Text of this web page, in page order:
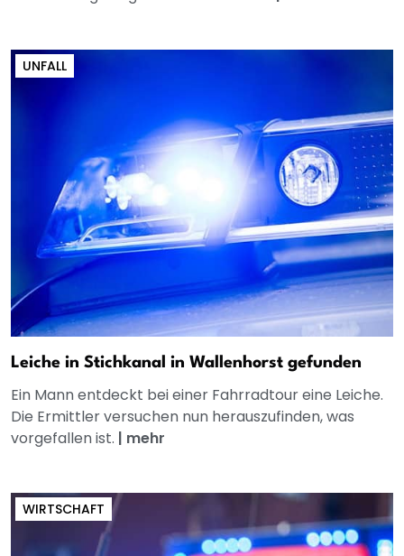
UNFALL
Leiche in Stichkanal in Wallenhorst gefunden
Ein Mann entdeckt bei einer Fahrradtour eine Leiche.
Die Ermittler versuchen nun herauszufinden, was
vorgefallen ist. | mehr
WIRTSCHAFT